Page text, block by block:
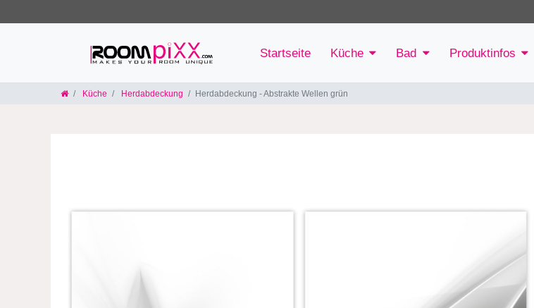
Startseite Küche Bad Produktinfos
Küche Herdabdeckung Herdabdeckung - Abstrakte Wellen grün